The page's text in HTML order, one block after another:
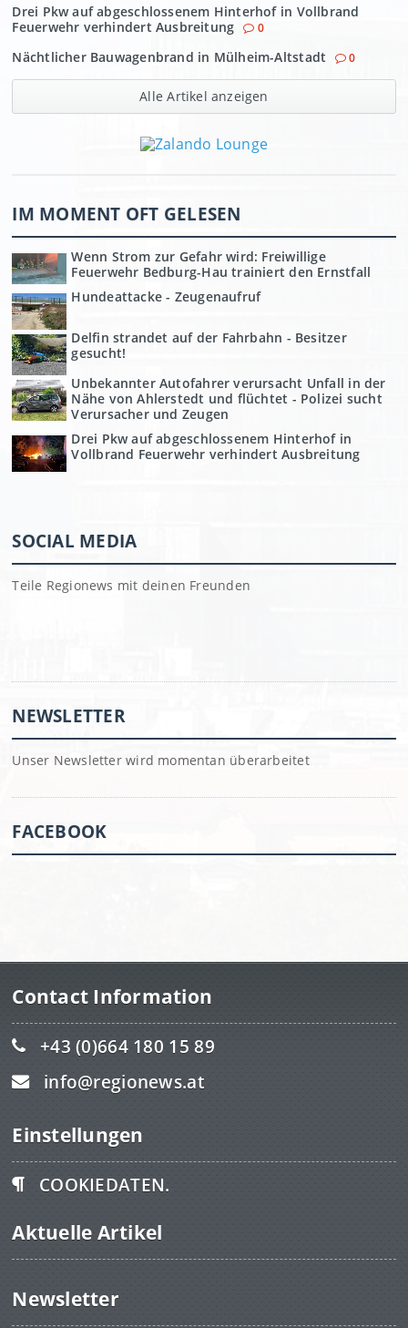
Drei Pkw auf abgeschlossenem Hinterhof in Vollbrand
Feuerwehr verhindert Ausbreitung
0
Nächtlicher Bauwagenbrand in Mülheim-Altstadt 0
Alle Artikel anzeigen
IM MOMENT OFT GELESEN
Wenn Strom zur Gefahr wird: Freiwillige
Feuerwehr Bedburg-Hau trainiert den Ernstfall
Hundeattacke - Zeugenaufruf
Delfin strandet auf der Fahrbahn - Besitzer
gesucht!
Unbekannter Autofahrer verursacht Unfall in der
Nähe von Ahlerstedt und flüchtet - Polizei sucht
Verursacher und Zeugen
Drei Pkw auf abgeschlossenem Hinterhof in
Vollbrand Feuerwehr verhindert Ausbreitung
SOCIAL MEDIA
Teile Regionews mit deinen Freunden
NEWSLETTER
Unser Newsletter wird momentan überarbeitet
FACEBOOK
Contact Information
+43 (0)664 180 15 89
info@regionews.at
Einstellungen
COOKIEDATEN.
Aktuelle Artikel
Newsletter